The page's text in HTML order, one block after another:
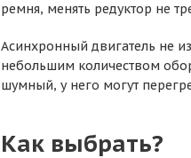
ремня, менять редуктор не
Асинхронный двигатель не
небольшим количеством
шумный, у него могут
Как выбрать?